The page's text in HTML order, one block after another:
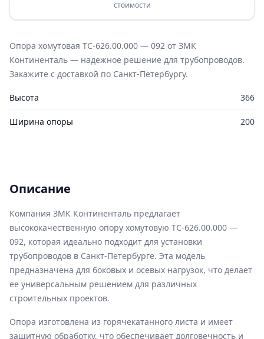
стоимости
Опора хомутовая ТС-626.00.000 — 092 от ЗМК
Континенталь — надежное решение для трубопроводов.
Закажите с доставкой по Санкт-Петербургу.
Высота 366
Ширина опоры 200
Описание
Компания ЗМК Континенталь предлагает
высококачественную опору хомутовую ТС-626.00.000 —
092, которая идеально подходит для установки
трубопроводов в Санкт-Петербурге. Эта модель
предназначена для боковых и осевых нагрузок, что делает
ее универсальным решением для различных
строительных проектов.
Опора изготовлена из горячекатанного листа и имеет
защитную обработку, что обеспечивает долговечность и